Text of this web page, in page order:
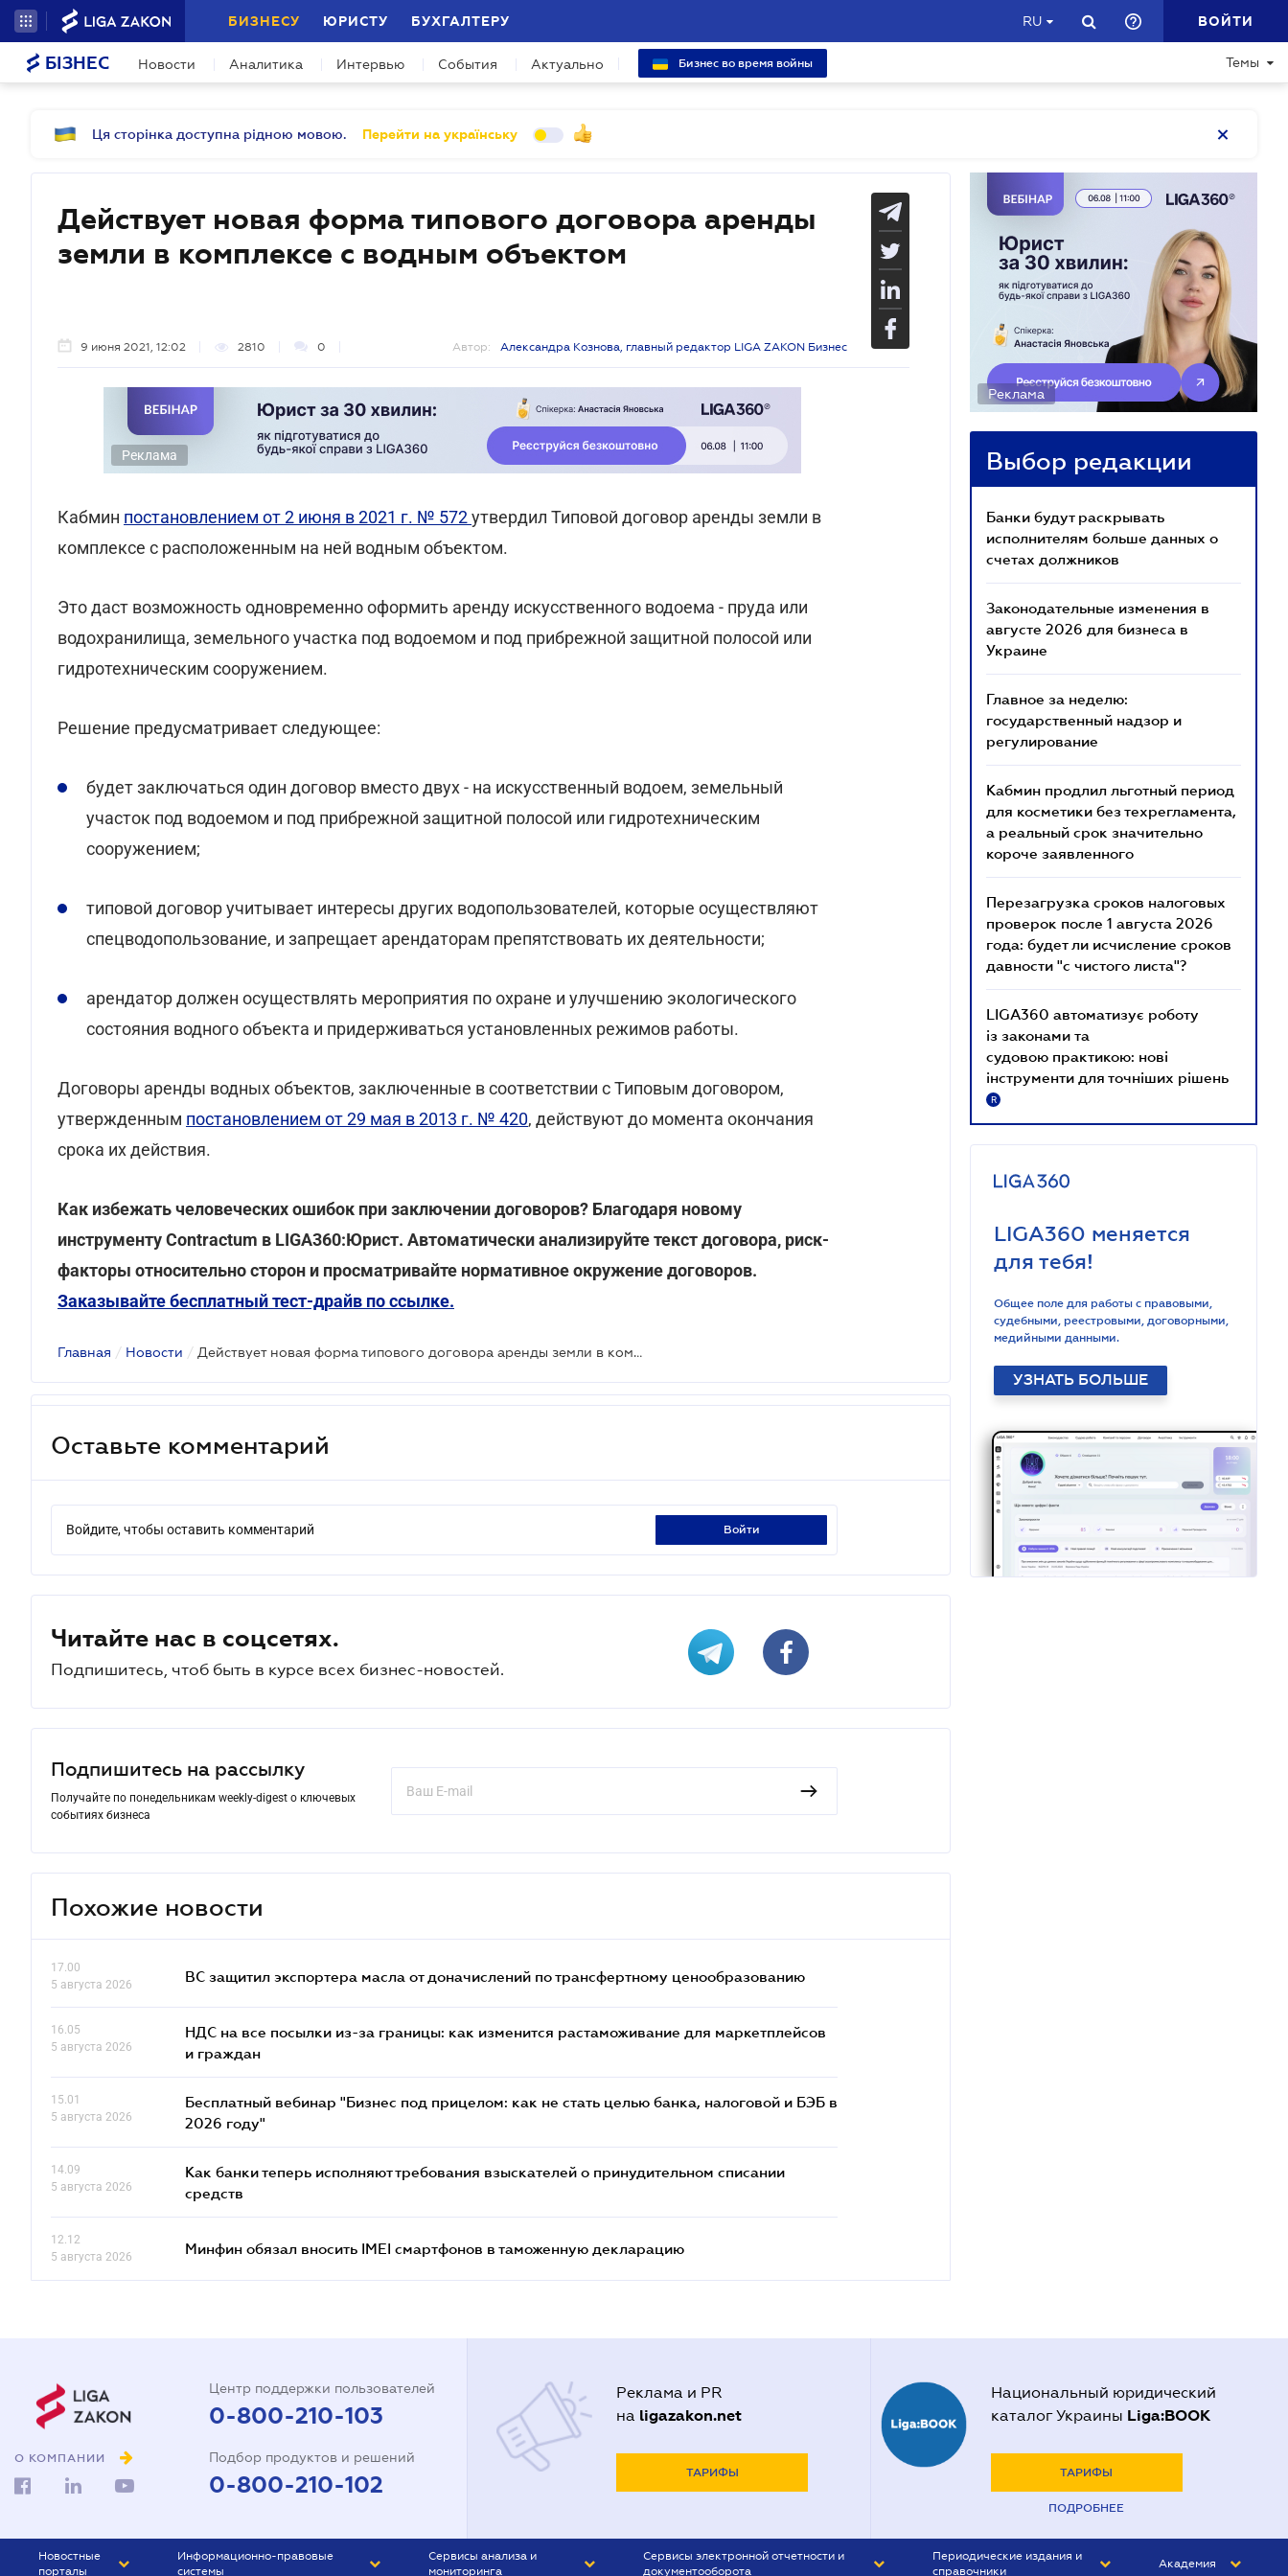
БИЗНЕСУ ЮРИСТУ БУХГАЛТЕРУ RU ВОЙТИ
БІЗНЕС Новости Аналитика Интервью События Актуально Бизнес во время войны Темы
Ця сторінка доступна рідною мовою. Перейти на українську
Действует новая форма типового договора аренды
земли в комплексе с водным объектом
9 июня 2021, 12:02 2810 0 Автор: Александра Кознова, главный редактор LIGA ZAKON Бизнес
Реклама
Кабмин постановлением от 2 июня в 2021 г. № 572утвердил Типовой договор аренды земли в
комплексе с расположенным на ней водным объектом.
Это даст возможность одновременно оформить аренду искусственного водоема - пруда или
водохранилища, земельного участка под водоемом и под прибрежной защитной полосой или
гидротехническим сооружением.
Решение предусматривает следующее:
будет заключаться один договор вместо двух - на искусственный водоем, земельный
участок под водоемом и под прибрежной защитной полосой или гидротехническим
сооружением;
типовой договор учитывает интересы других водопользователей, которые осуществляют
спецводопользование, и запрещает арендаторам препятствовать их деятельности;
арендатор должен осуществлять мероприятия по охране и улучшению экологического
состояния водного объекта и придерживаться установленных режимов работы.
Договоры аренды водных объектов, заключенные в соответствии с Типовым договором,
утвержденным постановлением от 29 мая в 2013 г. № 420, действуют до момента окончания
срока их действия.
Как избежать человеческих ошибок при заключении договоров? Благодаря новому
инструменту Contractum в LIGA360:Юрист. Автоматически анализируйте текст договора, риск-
факторы относительно сторон и просматривайте нормативное окружение договоров.
Заказывайте бесплатный тест-драйв по ссылке.
Главная / Новости / Действует новая форма типового договора аренды земли в комплексе с водным объектом
Оставьте комментарий
Войдите, чтобы оставить комментарий войти
Читайте нас в соцсетях.
Подпишитесь, чтоб быть в курсе всех бизнес-новостей.
Подпишитесь на рассылку
Получайте по понедельникам weekly-digest о ключевых
событиях бизнеса
Похожие новости
17.00
5 августа 2026
ВС защитил экспортера масла от доначислений по трансфертному ценообразованию
16.05
5 августа 2026
НДС на все посылки из-за границы: как изменится растаможивание для маркетплейсов
и граждан
15.01
5 августа 2026
Бесплатный вебинар "Бизнес под прицелом: как не стать целью банка, налоговой и БЭБ в
2026 году"
14.09
5 августа 2026
Как банки теперь исполняют требования взыскателей о принудительном списании
средств
12.12
5 августа 2026
Минфин обязал вносить IMEI смартфонов в таможенную декларацию
Реклама
Выбор редакции
Банки будут раскрывать
исполнителям больше данных о
счетах должников
Законодательные изменения в
августе 2026 для бизнеса в
Украине
Главное за неделю:
государственный надзор и
регулирование
Кабмин продлил льготный период
для косметики без техрегламента,
а реальный срок значительно
короче заявленного
Перезагрузка сроков налоговых
проверок после 1 августа 2026
года: будет ли исчисление сроков
давности "с чистого листа"?
LIGA360 автоматизує роботу
із законами та
судовою практикою: нові
інструменти для точніших рішень
R
LIGA360 меняется
для тебя!
Общее поле для работы с правовыми,
судебными, реестровыми, договорными,
медийными данными.
УЗНАТЬ БОЛЬШЕ
О КОМПАНИИ
Центр поддержки пользователей
0-800-210-103
Подбор продуктов и решений
0-800-210-102
Реклама и PR
на ligazakon.net
ТАРИФЫ
Национальный юридический
каталог Украины Liga:BOOK
ТАРИФЫ
ПОДРОБНЕЕ
Новостные
порталы
Информационно-правовые
системы
Сервисы анализа и
мониторинга
Сервисы электронной отчетности и
документооборота
Периодические издания и
справочники
Академия